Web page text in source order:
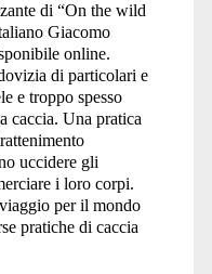
di “On the wild
Giacomo
online.
di particolari e
e troppo spesso
caccia. Una pratica
uccidere gli
i loro corpi.
per il mondo
pratiche di caccia